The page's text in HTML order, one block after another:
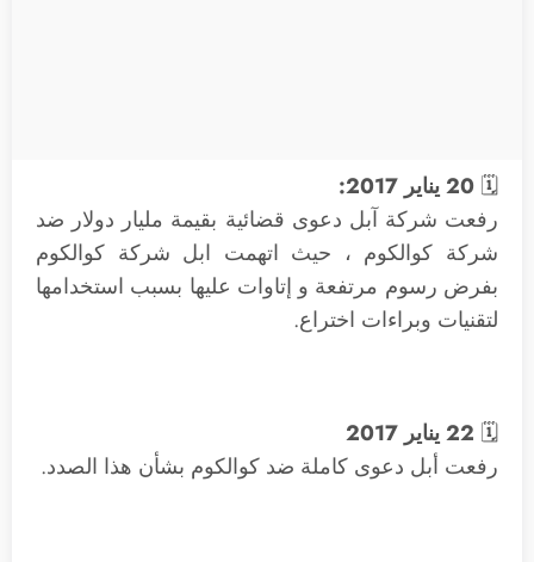
🗓 20 يناير 2017:
رفعت شركة آبل دعوى قضائية بقيمة مليار دولار ضد
شركة كوالكوم ، حيث اتهمت ابل شركة كوالكوم
بفرض رسوم مرتفعة و إتاوات عليها بسبب استخدامها
لتقنيات وبراءات اختراع.
🗓 22 يناير 2017
رفعت أبل دعوى كاملة ضد كوالكوم بشأن هذا الصدد.